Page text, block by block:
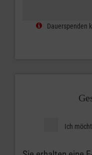
Dauerspenden
Ich